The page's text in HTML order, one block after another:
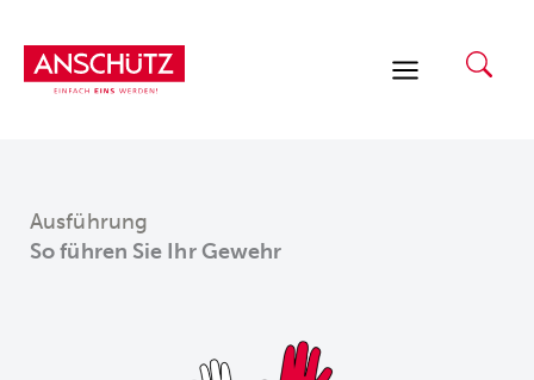
Inhalt
springen
Ausführung
So führen Sie Ihr Gewehr